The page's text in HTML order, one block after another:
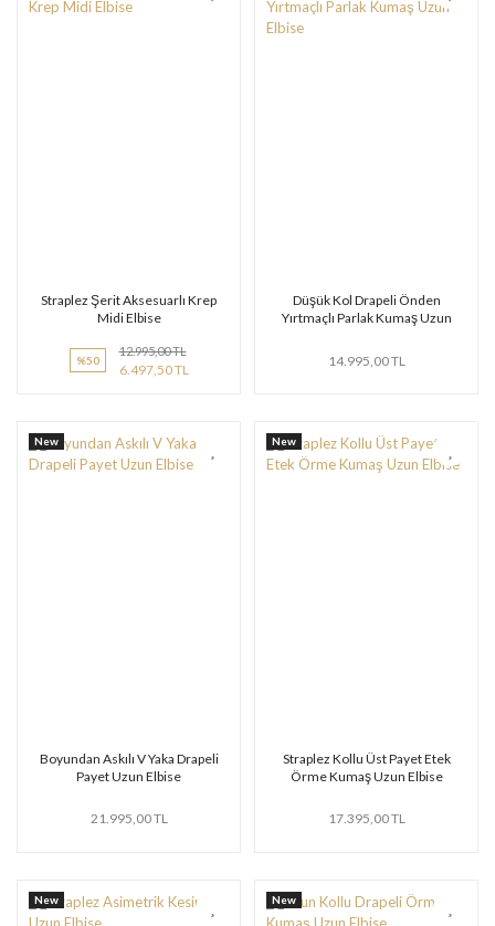
Straplez Şerit Aksesuarlı Krep
Midi Elbise
%50
12.995,00 TL
6.497,50 TL
Düşük Kol Drapeli Önden
Yırtmaçlı Parlak Kumaş Uzun
14.995,00 TL
New
Boyundan Askılı V Yaka Drapeli
Payet Uzun Elbise
21.995,00 TL
New
Straplez Kollu Üst Payet Etek
Örme Kumaş Uzun Elbise
17.395,00 TL
New New